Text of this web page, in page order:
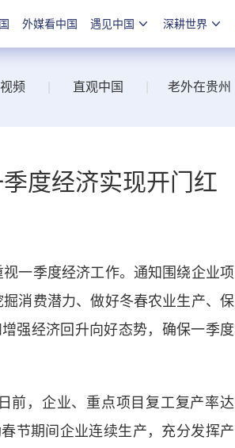
外媒看中国 遇见中国 深耕世界
视频 直观中国 老外在贵州
度经济实现开门红
一季度经济工作。通知围绕企业项
消费潜力、做好冬春农业生产、保
强经济回升向好态势，确保一季度
，企业、重点项目复工复产率达
节期间企业连续生产，充分发挥产